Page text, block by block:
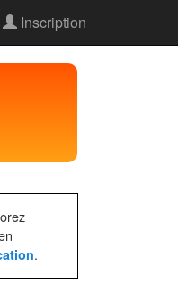
Inscription
.